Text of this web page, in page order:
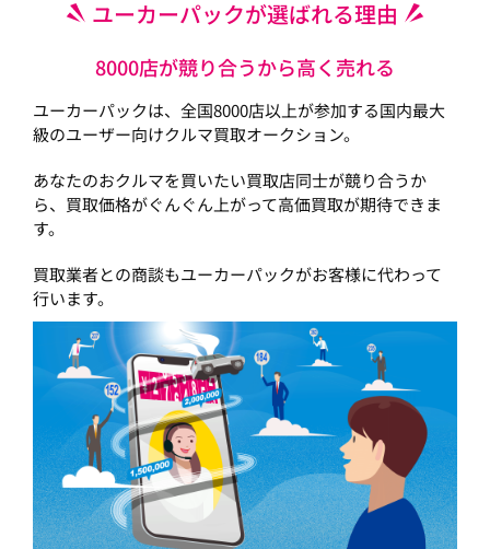
ユーカーパックが選ばれる理由
8000店が競り合うから高く売れる
ユーカーパックは、全国8000店以上が参加する国内最大
級のユーザー向けクルマ買取オークション。
あなたのおクルマを買いたい買取店同士が競り合うか
ら、買取価格がぐんぐん上がって高価買取が期待できま
す。
買取業者との商談もユーカーパックがお客様に代わって
行います。